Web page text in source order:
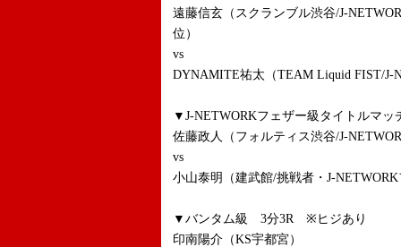
遠藤信玄（スクランブル渋谷/J-
位）
vs
DYNAMITE祐太（TEAM Liquid FIST/J-
▼J-NETWORKフェザー級タイトルマ
佐藤政人（フォルティス渋谷/J-
vs
小山泰明（建武館/挑戦者・J-
▼バンタム級 3分3R ※ヒジあり
印南陽介（KS宇都宮）